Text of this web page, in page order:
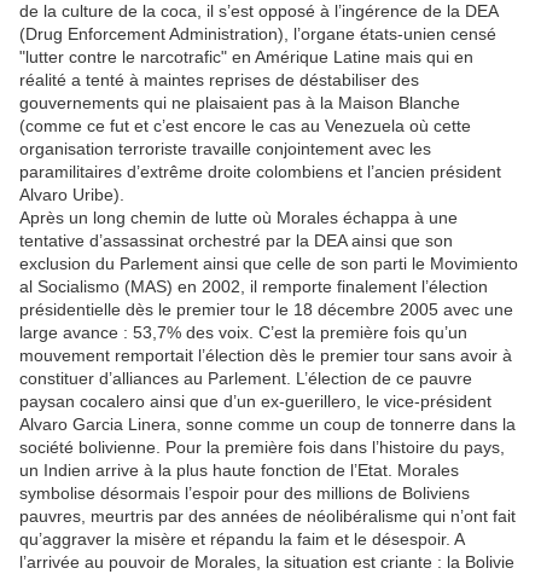
de la culture de la coca, il s’est opposé à l’ingérence de la DEA
(Drug Enforcement Administration), l’organe états-unien censé
"lutter contre le narcotrafic" en Amérique Latine mais qui en
réalité a tenté à maintes reprises de déstabiliser des
gouvernements qui ne plaisaient pas à la Maison Blanche
(comme ce fut et c’est encore le cas au Venezuela où cette
organisation terroriste travaille conjointement avec les
paramilitaires d’extrême droite colombiens et l’ancien président
Alvaro Uribe).
Après un long chemin de lutte où Morales échappa à une
tentative d’assassinat orchestré par la DEA ainsi que son
exclusion du Parlement ainsi que celle de son parti le Movimiento
al Socialismo (MAS) en 2002, il remporte finalement l’élection
présidentielle dès le premier tour le 18 décembre 2005 avec une
large avance : 53,7% des voix. C’est la première fois qu’un
mouvement remportait l’élection dès le premier tour sans avoir à
constituer d’alliances au Parlement. L’élection de ce pauvre
paysan cocalero ainsi que d’un ex-guerillero, le vice-président
Alvaro Garcia Linera, sonne comme un coup de tonnerre dans la
société bolivienne. Pour la première fois dans l’histoire du pays,
un Indien arrive à la plus haute fonction de l’Etat. Morales
symbolise désormais l’espoir pour des millions de Boliviens
pauvres, meurtris par des années de néolibéralisme qui n’ont fait
qu’aggraver la misère et répandu la faim et le désespoir. A
l’arrivée au pouvoir de Morales, la situation est criante : la Bolivie